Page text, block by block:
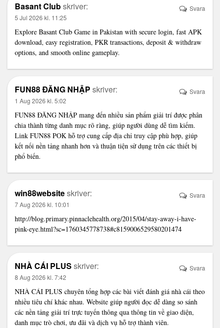
Basant Clubskriver:
5 Jul 2026 kl. 11:25
Explore Basant Club Game in Pakistan with secure login, fast APK
download, easy registration, PKR transactions, deposit & withdraw
options, and smooth online gameplay.
Svara
FUN88 ĐĂNG NHẬP skriver:
1 Aug 2026 kl. 5:02
FUN88 ĐĂNG NHẬP mang đến nhiều sản phẩm giải trí được phân
chia thành từng danh mục rõ ràng, giúp người dùng dễ tìm kiếm.
Link FUN88 POK hỗ trợ cung cấp địa chỉ truy cập phù hợp, giúp
kết nối nền tảng nhanh hơn và thuận tiện sử dụng trên các thiết bị
phổ biến.
Svara
win88websiteskriver:
7 Aug 2026 kl. 10:01
http://blog.primary.pinnaclehealth.org/2015/04/stay-away-i-have-
pink-eye.html?sc=1760345778738#c8159006529580201474
Svara
NHÀ CÁI PLUS skriver:
8 Aug 2026 kl. 7:42
NHÀ CÁI PLUS chuyên tổng hợp các bài viết đánh giá nhà cái theo
nhiều tiêu chí khác nhau. Website giúp người đọc dễ dàng so sánh
các nền tảng giải trí trực tuyến thông qua thông tin về giao diện,
danh mục trò chơi, ưu đãi và dịch vụ hỗ trợ thành viên.
Svara